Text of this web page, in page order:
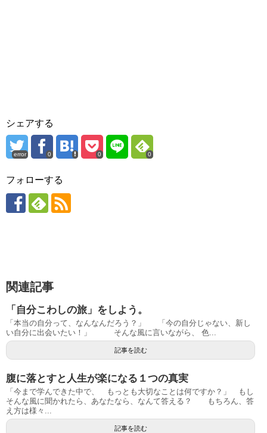
シェアする
error 0 0 0
フォローする
関連記事
「自分こわしの旅」をしよう。
「本当の自分って、なんなんだろう？」 「今の自分じゃない、新し
い自分に出会いたい！」 そんな風に言いながら、 色...
記事を読む
腹に落とすと人生が楽になる１つの真実
「今まで学んできた中で、 もっとも大切なことは何ですか？」 もし
そんな風に聞かれたら、あなたなら、なんて答える？ もちろん、答
え方は様々...
記事を読む